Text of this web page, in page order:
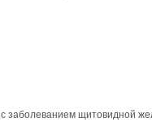
заболеванием щитовидной